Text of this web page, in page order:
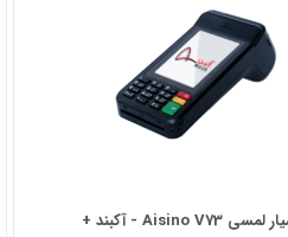
کارتخوان سیار لمسی Aisino V73 - آکبند +